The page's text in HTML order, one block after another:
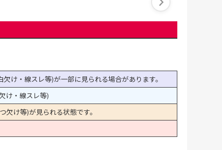
け・線スレ等)が一部に見られる場合があります。
け・線スレ等)
け等)が見られる状態です。